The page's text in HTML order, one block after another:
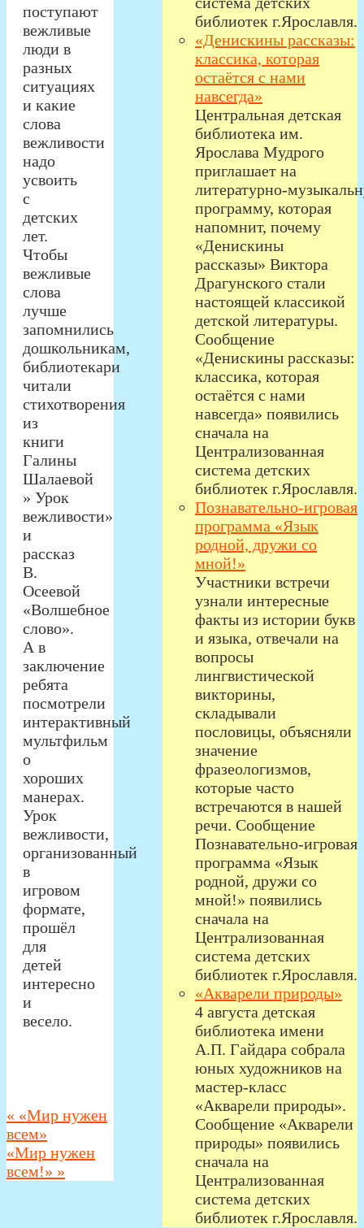
поступают
вежливые
люди в
разных
ситуациях
и какие
слова
вежливости
надо
усвоить
с
детских
лет.
Чтобы
вежливые
слова
лучше
запомнились
дошкольникам,
библиотекари
читали
стихотворения
из
книги
Галины
Шалаевой
» Урок
вежливости»
и
рассказ
В.
Осеевой
«Волшебное
слово».
А в
заключение
ребята
посмотрели
интерактивный
мультфильм
о
хороших
манерах.
Урок
вежливости,
организованный
в
игровом
формате,
прошёл
для
детей
интересно
и
весело.
« «Мир нужен
всем»
«Мир нужен
всем!» »
библиотек г.Ярославля.
«Денискины рассказы:
классика, которая
остаётся с нами
навсегда»
Центральная детская
библиотека им.
Ярослава Мудрого
приглашает на
программу, которая
напомнит, почему
«Денискины
рассказы» Виктора
Драгунского стали
настоящей классикой
детской литературы.
Сообщение
«Денискины рассказы:
классика, которая
остаётся с нами
навсегда» появились
сначала на
Централизованная
система детских
библиотек г.Ярославля.
Познавательно-игровая
программа «Язык
родной, дружи со
мной!»
Участники встречи
узнали интересные
факты из истории букв
и языка, отвечали на
вопросы
лингвистической
викторины,
складывали
пословицы, объясняли
значение
фразеологизмов,
которые часто
встречаются в нашей
речи. Сообщение
Познавательно-игровая
программа «Язык
родной, дружи со
мной!» появились
сначала на
Централизованная
система детских
библиотек г.Ярославля.
«Акварели природы»
4 августа детская
библиотека имени
А.П. Гайдара собрала
юных художников на
мастер-класс
«Акварели природы».
Сообщение «Акварели
природы» появились
сначала на
Централизованная
система детских
библиотек г.Ярославля.